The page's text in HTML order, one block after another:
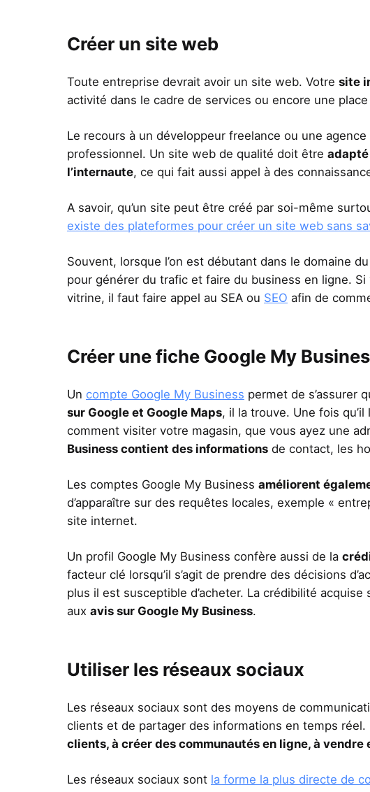
Créer un site web
Toute entreprise devrait avoir un site web. Votre site
activité dans le cadre de services ou encore une
Le recours à un développeur freelance ou une
professionnel. Un site web de qualité doit être adapté
l’internaute, ce qui fait aussi appel à des
A savoir, qu’un site peut être créé par soi-même
existe des plateformes pour créer un site web sans
Souvent, lorsque l’on est débutant dans le domaine
pour générer du trafic et faire du business en ligne.
vitrine, il faut faire appel au SEA ou SEO afin de
Créer une fiche Google My
Un compte Google My Business permet de s’assurer
sur Google et Google Maps, il la trouve. Une fois
comment visiter votre magasin, que vous ayez une
Business contient des informations de contact, les
Les comptes Google My Business améliorent
d’apparaître sur des requêtes locales, exemple «
site internet.
Un profil Google My Business confère aussi de la
facteur clé lorsqu’il s’agit de prendre des décisions
plus il est susceptible d’acheter. La crédibilité
aux avis sur Google My Business.
Utiliser les réseaux sociaux
Les réseaux sociaux sont des moyens de
clients et de partager des informations en temps réel.
clients, à créer des communautés en ligne, à
Les réseaux sociaux sont la forme la plus directe de